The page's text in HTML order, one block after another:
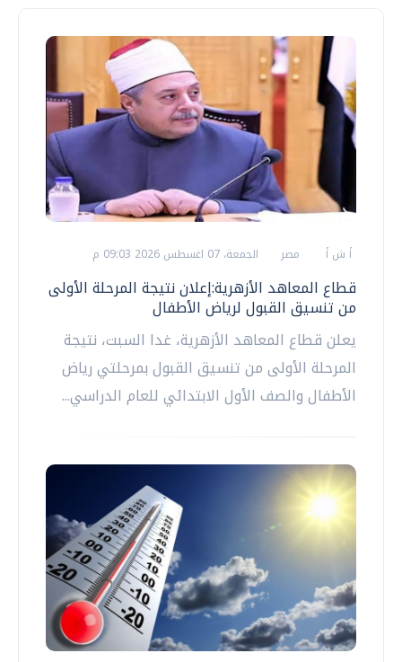
أ ش أ مصر الجمعة، 07 اغسطس 2026 09:03 م
قطاع المعاهد الأزهرية:إعلان نتيجة المرحلة الأولى
من تنسيق القبول لرياض الأطفال
يعلن قطاع المعاهد الأزهرية، غدا السبت، نتيجة
المرحلة الأولى من تنسيق القبول بمرحلتي رياض
الأطفال والصف الأول الابتدائي للعام الدراسي...